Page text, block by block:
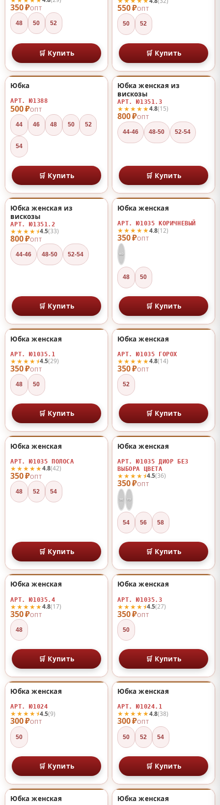
350 ₽ОПТ
48 50 52
🛒 Купить
550 ₽ОПТ
50 52
🛒 Купить
НОВИНКА
500 ₽ОПТ
Юбка
АРТ. Ю1388
44 46 48 50 52
54
🛒 Купить
800 ₽ОПТ
★★★★★4.8(15)
Юбка женская из
вискозы
АРТ. Ю1351.3
44-46 48-50 52-54
🛒 Купить
800 ₽ОПТ
★★★★⯨4.5(33)
Юбка женская из
вискозы
АРТ. Ю1351.2
44-46 48-50 52-54
🛒 Купить
350 ₽ОПТ
★★★★★4.8(12)
Юбка женская
АРТ. Ю1035 КОРИЧНЕВЫЙ
КО
48 50
🛒 Купить
350 ₽ОПТ
★★★★⯨4.5(29)
Юбка женская
АРТ. Ю1035.1
48 50
🛒 Купить
350 ₽ОПТ
★★★★★4.8(14)
Юбка женская
АРТ. Ю1035 ГОРОХ
52
🛒 Купить
350 ₽ОПТ
★★★★★4.8(42)
Юбка женская
АРТ. Ю1035 ПОЛОСА
48 52 54
🛒 Купить
350 ₽ОПТ
★★★★⯨4.5(36)
Юбка женская
АРТ. Ю1035 ДИОР БЕЗ
ВЫБОРА ЦВЕТА
ЗЕ ГО
54 56 58
🛒 Купить
350 ₽ОПТ
★★★★★4.8(17)
Юбка женская
АРТ. Ю1035.4
48
🛒 Купить
350 ₽ОПТ
★★★★⯨4.5(27)
Юбка женская
АРТ. Ю1035.3
50
🛒 Купить
300 ₽ОПТ
★★★★⯨4.5(9)
Юбка женская
АРТ. Ю1024
50
🛒 Купить
300 ₽ОПТ
★★★★★4.8(38)
Юбка женская
АРТ. Ю1024.1
50 52 54
🛒 Купить
Юбка женская Юбка женская